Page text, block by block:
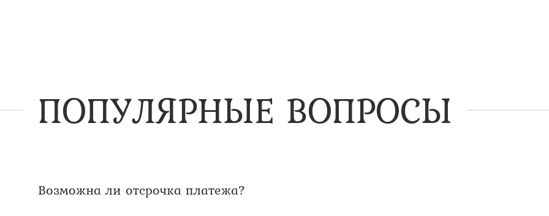
ПОПУЛЯРНЫЕ ВОПРОСЫ
Возможна ли отсрочка платежа?